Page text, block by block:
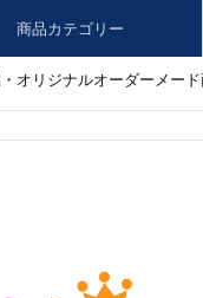
商品カテゴリー
オリジナルオーダーメー